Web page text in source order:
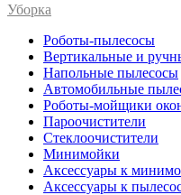
Уборка
Роботы-пылесосы
Вертикальные и
Напольные пылесосы
Автомобильные
Роботы-мойщики
Пароочистители
Стеклоочистители
Минимойки
Аксессуары к
Аксессуары к